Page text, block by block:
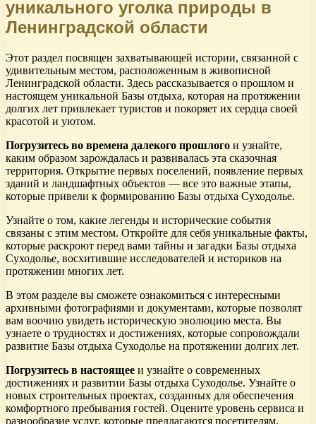
уникального уголка природы в
Ленинградской области
Этот раздел посвящен захватывающей истории, связанной с
удивительным местом, расположенным в живописной
Ленинградской области. Здесь рассказывается о прошлом и
настоящем уникальной Базы отдыха, которая на протяжении
долгих лет привлекает туристов и покоряет их сердца своей
красотой и уютом.
Погрузитесь во времена далекого прошлого и узнайте,
каким образом зарождалась и развивалась эта сказочная
территория. Открытие первых поселений, появление первых
зданий и ландшафтных объектов — все это важные этапы,
которые привели к формированию Базы отдыха Суходолье.
Узнайте о том, какие легенды и исторические события
связаны с этим местом. Откройте для себя уникальные факты,
которые раскроют перед вами тайны и загадки Базы отдыха
Суходолье, восхитившие исследователей и историков на
протяжении многих лет.
В этом разделе вы сможете ознакомиться с интересными
архивными фотографиями и документами, которые позволят
вам воочию увидеть историческую эволюцию места. Вы
узнаете о трудностях и достижениях, которые сопровождали
развитие Базы отдыха Суходолье на протяжении долгих лет.
Погрузитесь в настоящее и узнайте о современных
достижениях и развитии Базы отдыха Суходолье. Узнайте о
новых строительных проектах, созданных для обеспечения
комфортного пребывания гостей. Оцените уровень сервиса и
разнообразие услуг, которые предлагаются посетителям.